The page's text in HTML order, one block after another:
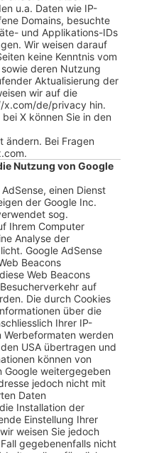
u.a. Daten wie IP-
Domains, besuchte
und Applikations-IDs
Wir weisen darauf
keine Kenntnis vom
deren Nutzung
Aktualisierung der
wir auf die
x.com/de/privacy hin.
X können Sie in den
Bei Fragen
Nutzung von Google
einen Dienst
der Google Inc.
sog.
Ihrem Computer
Analyse der
Google AdSense
Beacons
Web Beacons
auf
Die durch Cookies
über die
Ihrer IP-
werden
USA übertragen und
können von
Google weitergegeben
jedoch nicht mit
Daten
Installation der
Einstellung Ihrer
weisen Sie jedoch
gegebenenfalls nicht